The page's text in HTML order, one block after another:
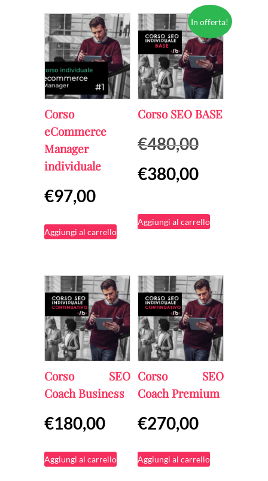
Corso
eCommerce
Manager
individuale
€97,00
Aggiungi al carrello
In offerta!
Corso SEO BASE
€480,00
originale
€480,00.
€380,00Il
è:
Aggiungi al carrello
Corso SEO
Coach Business
€180,00
Aggiungi al carrello
Corso SEO
Coach Premium
€270,00
Aggiungi al carrello